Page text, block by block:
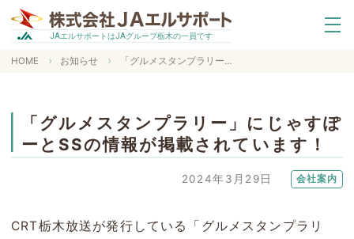
JAエルサポートはJAグループ栃木の一員です
HOME お知らせ 「グルメスタンプラリー」にじゃすぽーとSSの情報が掲載されています！
「グルメスタンプラリー」にじゃすぽ
ーとSSの情報が掲載されています！
2024年3月29日 会社案内
CRT栃木放送が発行している「グルメスタンプラリ